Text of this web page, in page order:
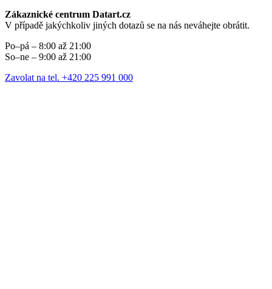
Zákaznické centrum Datart.cz
V případě jakýchkoliv jiných dotazů se na nás neváhejte obrátit.
Po–pá – 8:00 až 21:00
So–ne – 9:00 až 21:00
Zavolat na tel. +420 225 991 000